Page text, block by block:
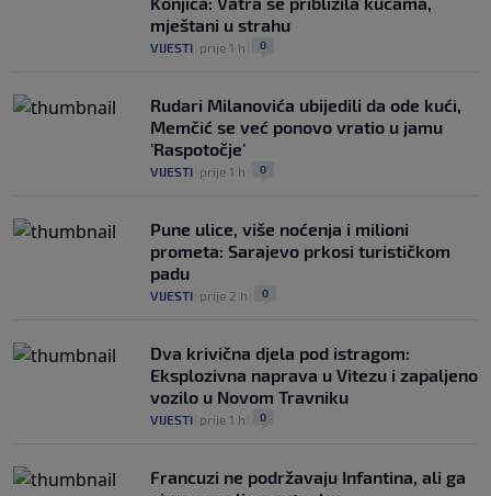
mještani u strahu
VIJESTI prije 1 h 0
Rudari Milanovića ubijedili da ode kući,
Memčić se već ponovo vratio u jamu
'Raspotočje'
VIJESTI prije 1 h 0
Pune ulice, više noćenja i milioni
prometa: Sarajevo prkosi turističkom
padu
VIJESTI prije 2 h 0
Dva krivična djela pod istragom:
Eksplozivna naprava u Vitezu i zapaljeno
vozilo u Novom Travniku
VIJESTI prije 1 h 0
Francuzi ne podržavaju Infantina, ali ga